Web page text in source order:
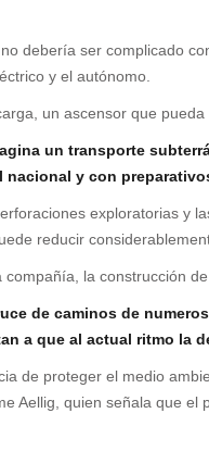
debería ser complicado
y el autónomo.
un ascensor que
un transporte
y con
exploratorias y
reducir
la construcción
de caminos de
a que al actual ritmo la
de proteger el medio
Aellig, quien señala que